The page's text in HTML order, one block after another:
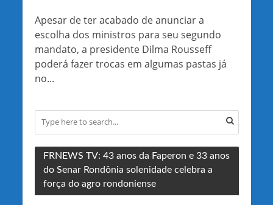
Apesar de ter acabado de anunciar a
escolha dos ministros para seu segundo
mandato, a presidente Dilma Rousseff
poderá fazer trocas em algumas pastas já
no...
FRNEWS TV: 43 anos da Faperon e 33 anos
do Senar Rondônia solenidade celebra a
força do agro rondoniense